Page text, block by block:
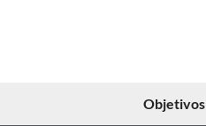
Objetivos